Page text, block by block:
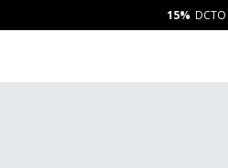
15% DCTO